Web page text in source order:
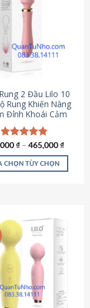
2 Đầu Lilo 10
Rung Khiến Nàng
Đỉnh Khoái Cảm
Được xếp
hạng4.80
5 sao
₫ – 465,000₫
CHỌN TÙY CHỌN
nhiều
biến
thể.
Các
chọn